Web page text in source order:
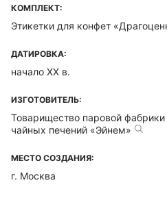
КОМПЛЕКТ:
Этикетки для конфет
ДАТИРОВКА:
начало ХХ в.
ИЗГОТОВИТЕЛЬ:
Товарищество паровой
чайных печений «Эйнем»
МЕСТО СОЗДАНИЯ:
г. Москва